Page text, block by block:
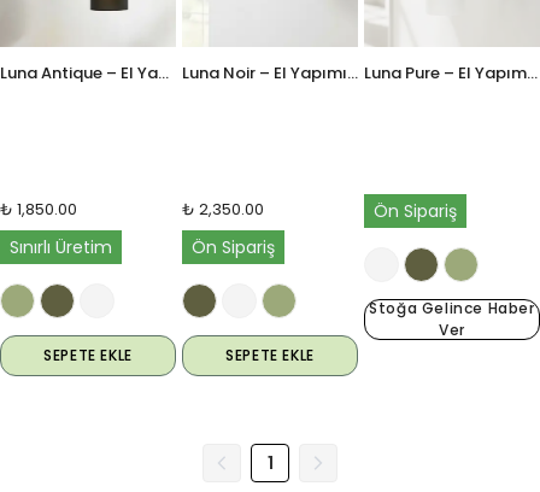
Luna Antique – El Yapımı Cam Aplik
₺ 1,850.00
Sınırlı Üretim
SEPETE EKLE
Luna Noir – El Yapımı Cam Aplik
₺ 2,350.00
Ön Sipariş
SEPETE EKLE
Luna Pure – El Yapımı Cam Aplik
Ön Sipariş
Stoğa Gelince Haber
Ver
1